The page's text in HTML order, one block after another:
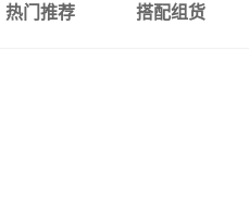
热门推荐 搭配组货